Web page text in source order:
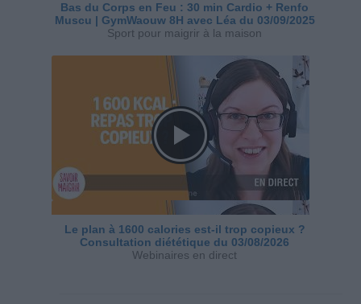
Bas du Corps en Feu : 30 min Cardio + Renfo
Muscu | GymWaouw 8H avec Léa du 03/09/2025
Sport pour maigrir à la maison
Le plan à 1600 calories est-il trop copieux ?
Consultation diététique du 03/08/2026
Webinaires en direct